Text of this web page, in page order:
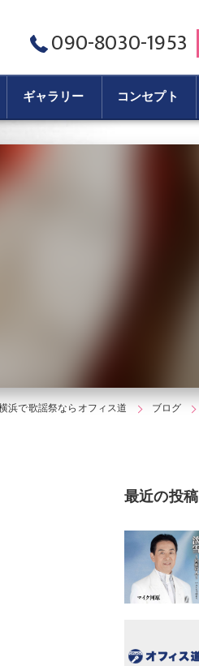
090-8030-1953
ギャラリー コンセプト
浜で歌謡祭ならオフィス道 ブログ
最近の投稿